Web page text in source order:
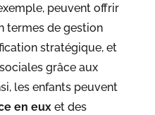
peuvent offrir
termes de gestion
stratégique, et
grâce aux
les enfants peuvent
en euxet des